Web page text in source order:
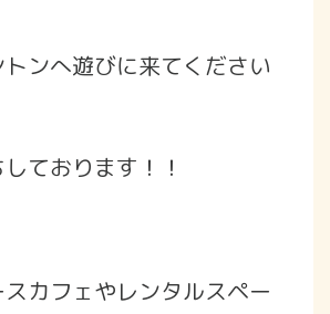
ンへ遊びに来てください
ております！！
カフェやレンタルスペー